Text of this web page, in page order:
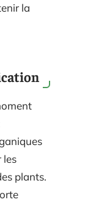
la
les
plants.